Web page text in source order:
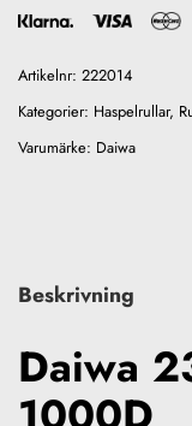
Artikelnr: 222014
Kategorier: Haspelrullar,
Varumärke: Daiwa
Beskrivning
Daiwa